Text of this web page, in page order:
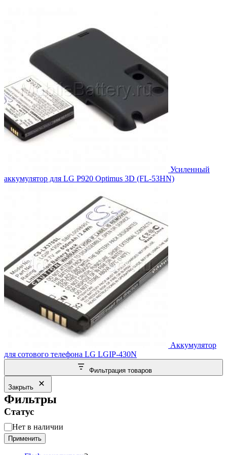
Усиленный
аккумулятор для LG P920 Optimus 3D (FL-53HN)
Аккумулятор
для сотового телефона LG LGIP-430N
Фильтрация товаров
Закрыть
Фильтры
Статус
Статус
Нет в наличии
Применить